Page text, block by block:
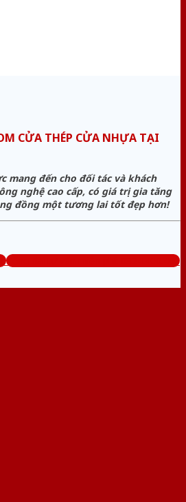
CỬA THÉP CỬA NHỰA TẠI
mang đến cho đối tác và khách
nghệ cao cấp, có giá trị gia tăng
đồng một tương lai tốt đẹp hơn!
Tổng đài tư vấn miễn phí: 0824.400.400